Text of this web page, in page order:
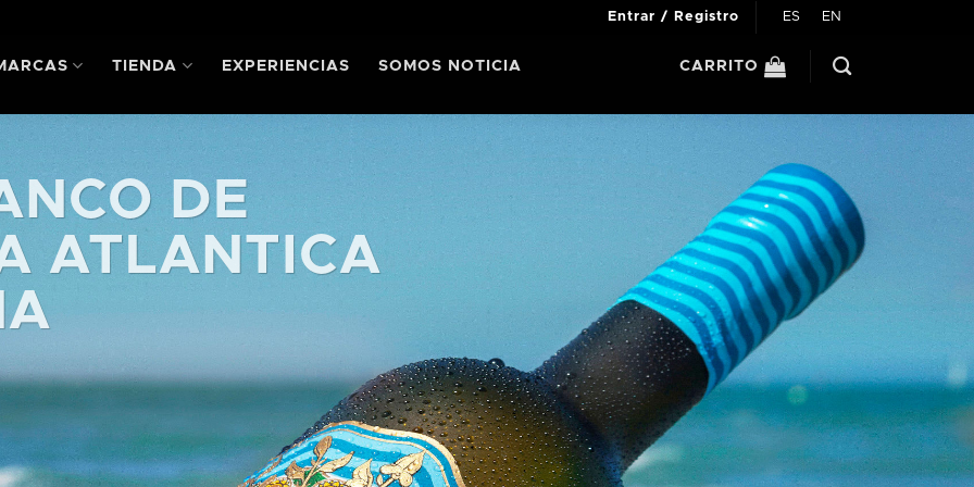
Entrar / Registro ES EN
TIENDA EXPERIENCIAS SOMOS NOTICIA CARRITO
DE
ATLANTICA